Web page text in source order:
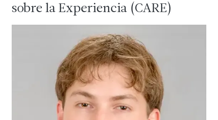
sobre la Experiencia (CARE)